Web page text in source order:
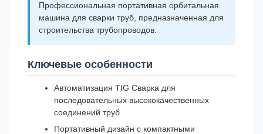
Профессиональная портативная орбитальная
машина для сварки труб, предназначенная для
строительства трубопроводов.
Ключевые особенности
Автоматизация TIG Сварка для
последовательных высококачественных
соединений труб
Портативный дизайн с компактными